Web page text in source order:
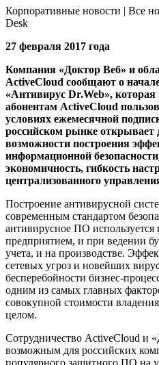
Корпоративные новости | Все
Desk
27 февраля 2017 года
Компания «Доктор Веб» и
ActiveCloud сообщают о
«Антивирус Dr.Web»,
абонентам ActiveCloud
условиях ежемесячной
российском рынке
возможности построения
информационной
экономичность, гибкость
централизованного
Построение антивирусной
современным стандартом
антивирусное ПО используется
предприятием, и при ведении
учета, и на производстве.
сетевых угроз и новейших
бесперебойности бизнес-
одним из самых главных
совокупной стоимости
целом.
Сотрудничество ActiveCloud и
возможным для российских
популярного защитного ПО на